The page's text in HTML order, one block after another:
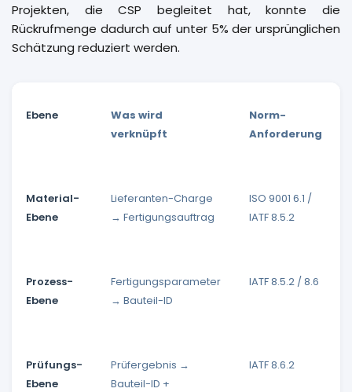
Projekten, die CSP begleitet hat, konnte die
Rückrufmenge dadurch auf unter 5% der ursprünglichen
Schätzung reduziert werden.
Ebene
Was wird
verknüpft
Norm-
Anforderung
Material-
Ebene
Lieferanten-Charge
→ Fertigungsauftrag
ISO 9001 6.1 /
IATF 8.5.2
Prozess-
Ebene
Fertigungsparameter
→ Bauteil-ID
IATF 8.5.2 / 8.6
Prüfungs-
Ebene
Prüfergebnis →
Bauteil-ID +
IATF 8.6.2